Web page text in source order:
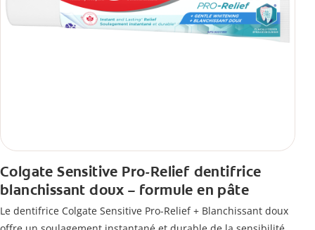
Colgate Sensitive Pro-Relief dentifrice
blanchissant doux – formule en pâte
Le dentifrice Colgate Sensitive Pro-Relief + Blanchissant doux